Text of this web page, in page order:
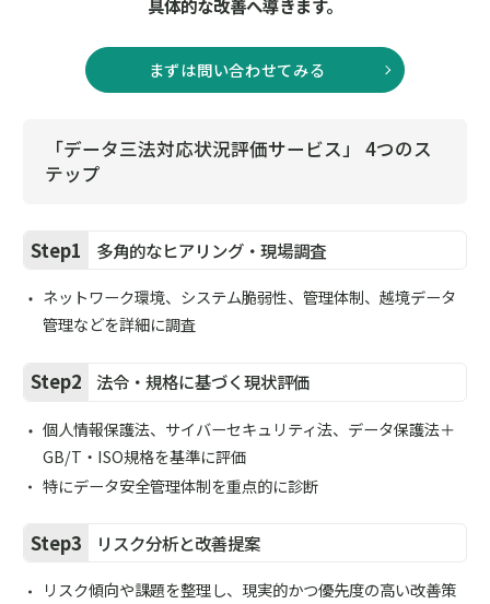
具体的な改善へ導きます。
まずは問い合わせてみる
「データ三法対応状況評価サービス」 4つのス
テップ
Step1 多角的なヒアリング・現場調査
ネットワーク環境、システム脆弱性、管理体制、越境データ
管理などを詳細に調査
Step2 法令・規格に基づく現状評価
個人情報保護法、サイバーセキュリティ法、データ保護法＋
GB/T・ISO規格を基準に評価
特にデータ安全管理体制を重点的に診断
Step3 リスク分析と改善提案
リスク傾向や課題を整理し、現実的かつ優先度の高い改善策